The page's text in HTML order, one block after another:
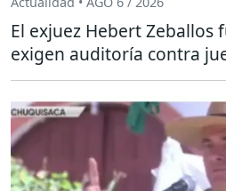
El exjuez Hebert Zeballos
exigen auditoría contra